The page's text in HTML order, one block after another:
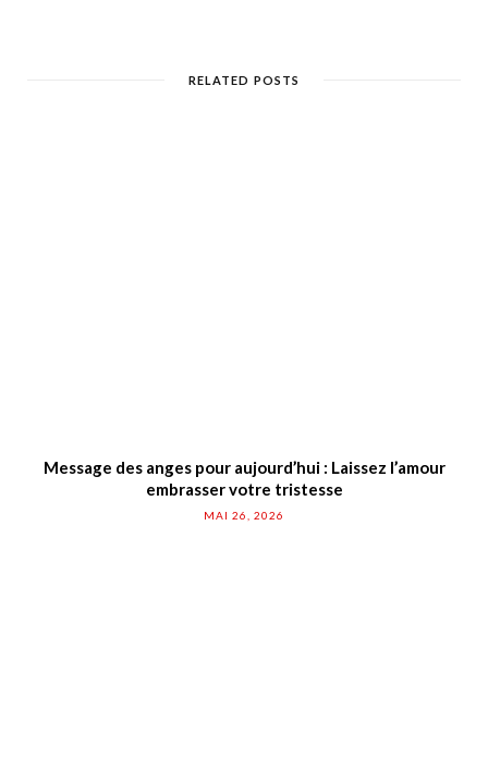
RELATED POSTS
Message des anges pour aujourd’hui : Laissez l’amour
embrasser votre tristesse
MAI 26, 2026